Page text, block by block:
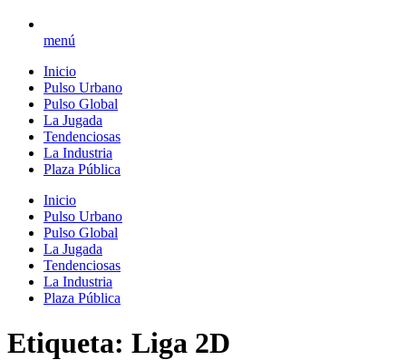
menú
Inicio
Pulso Urbano
Pulso Global
La Jugada
Tendenciosas
La Industria
Plaza Pública
Inicio
Pulso Urbano
Pulso Global
La Jugada
Tendenciosas
La Industria
Plaza Pública
Etiqueta: Liga 2D